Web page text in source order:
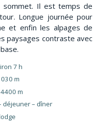
sommet. Il est temps de
Longue journée pour
et enfin les alpages de
paysages contraste avec
7 h
m
m
déjeuner – dîner